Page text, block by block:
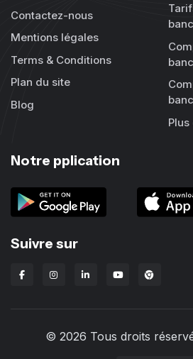
Contactez-nous
Mentions légales
Terms & Conditions
Plan du site
Blog
Notre pplication
Suivre sur
© 2026 Tous droits